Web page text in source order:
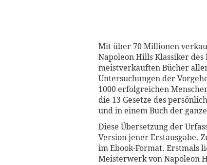
Mit über 70 Millionen
Napoleon Hills Klassiker
meistverkauften Bücher
Untersuchungen der
1000 erfolgreichen
die 13 Gesetze des
und in einem Buch der
Diese Übersetzung der
Version jener Erstausgabe.
im Ebook-Format. Erstmals
Meisterwerk von Napoleon